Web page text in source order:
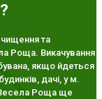
чищення та
Роща. Викачування
якщо йдеться
дачі, у м.
Весела Роща ще